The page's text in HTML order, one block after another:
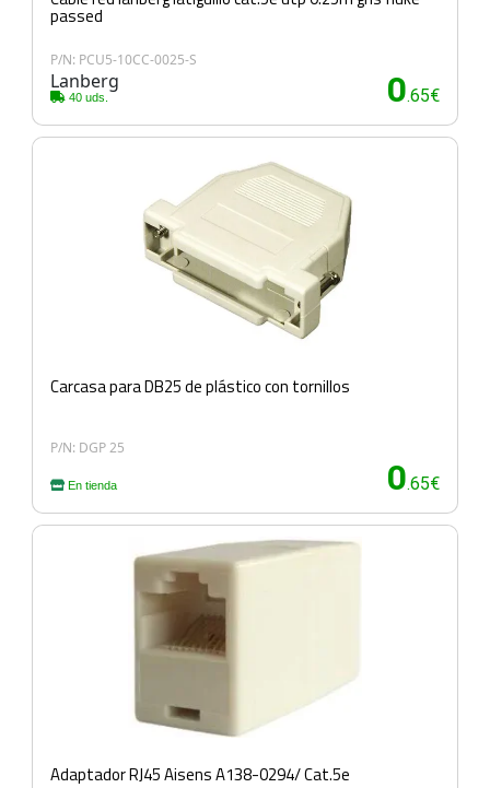
passed
P/N: PCU5-10CC-0025-S
Lanberg
40 uds. 0.65€
Carcasa para DB25 de plástico con tornillos
P/N: DGP 25
En tienda 0.65€
Adaptador RJ45 Aisens A138-0294/ Cat.5e